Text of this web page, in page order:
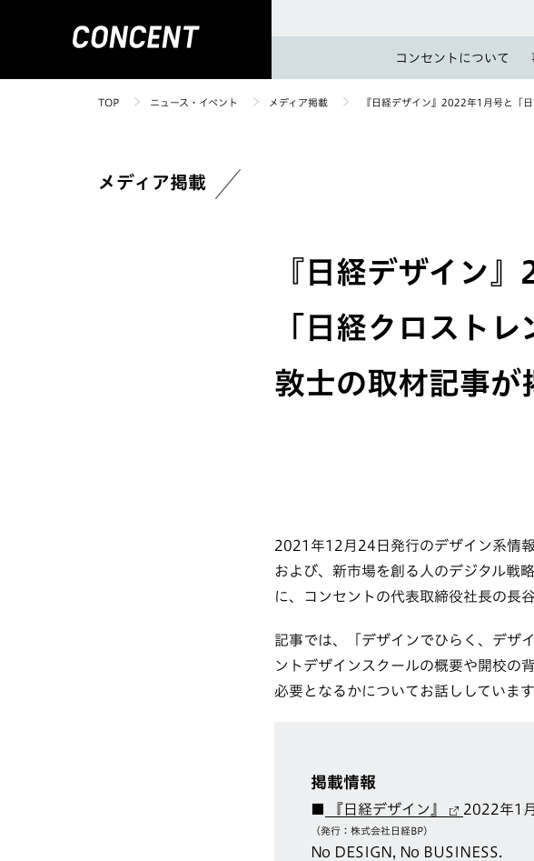
コンセントについて
TOP ニュース・イベント メディア掲載 『日経デザイン』2022年1月号と「
メディア掲載
『日経デザイン
「日経クロストレ
敦士の取材記事が
2021年12月24日発行のデザイン系情
および、新市場を創る人のデジタル戦
に、コンセントの代表取締役社長の長
記事では、「デザインでひらく、デザ
ントデザインスクールの概要や開校の
必要となるかについてお話ししています
掲載情報
『日経デザイン』 2022年1
（発行：株式会社日経BP）
No DESIGN, No BUSINESS.